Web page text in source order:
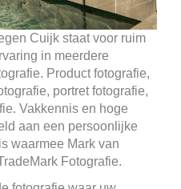
Cuijk staat voor ruim
in meerdere
Product fotografie,
portret fotografie,
Vakkennis en hoge
aan een persoonlijke
waarmee Mark van
Fotografie.